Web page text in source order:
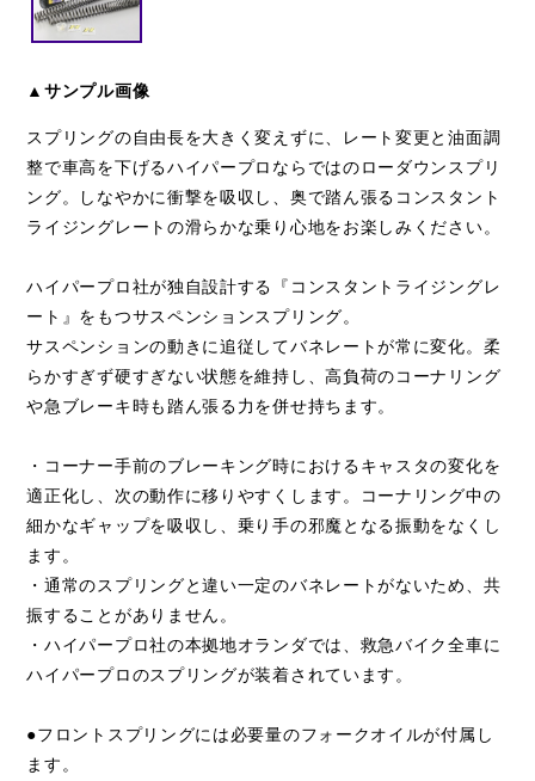
▲サンプル画像
スプリングの自由長を大きく変えずに、レート変更と油面調
整で車高を下げるハイパープロならではのローダウンスプリ
ング。しなやかに衝撃を吸収し、奥で踏ん張るコンスタント
ライジングレートの滑らかな乗り心地をお楽しみください。
ハイパープロ社が独自設計する『コンスタントライジングレ
ート』をもつサスペンションスプリング。
サスペンションの動きに追従してバネレートが常に変化。柔
らかすぎず硬すぎない状態を維持し、高負荷のコーナリング
や急ブレーキ時も踏ん張る力を併せ持ちます。
・コーナー手前のブレーキング時におけるキャスタの変化を
適正化し、次の動作に移りやすくします。コーナリング中の
細かなギャップを吸収し、乗り手の邪魔となる振動をなくし
ます。
・通常のスプリングと違い一定のバネレートがないため、共
振することがありません。
・ハイパープロ社の本拠地オランダでは、救急バイク全車に
ハイパープロのスプリングが装着されています。
●フロントスプリングには必要量のフォークオイルが付属し
ます。